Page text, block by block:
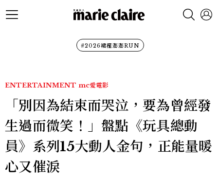
#2026裙襬澎澎RUN
ENTERTAINMENT mc愛電影
「別因為結束而哭泣，要為曾經發
生過而微笑！」盤點《玩具總動
員》系列15大動人金句，正能量暖
心又催淚